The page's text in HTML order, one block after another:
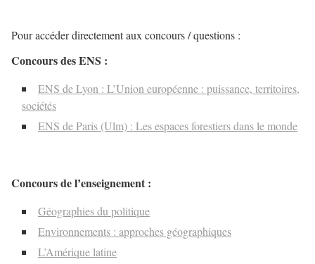
Pour accéder directement aux concours / questions :
Concours des ENS :
ENS de Lyon : L’Union européenne : puissance, territoires,
sociétés
ENS de Paris (Ulm) : Les espaces forestiers dans le monde
Concours de l’enseignement :
Géographies du politique
Environnements : approches géographiques
L’Amérique latine